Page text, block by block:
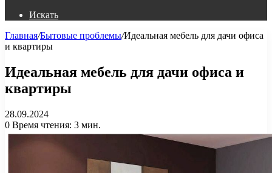
Искать
Главная/Бытовые проблемы/Идеальная мебель для дачи офиса
и квартиры
Идеальная мебель для дачи офиса и
квартиры
28.09.2024
0 Время чтения: 3 мин.